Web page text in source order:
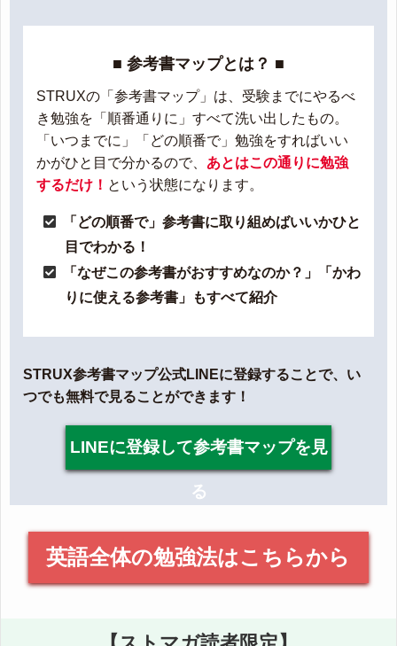
■ 参考書マップとは？ ■
STRUXの「参考書マップ」は、受験までにやるべ
き勉強を「順番通りに」すべて洗い出したもの。
「いつまでに」「どの順番で」勉強をすればいい
かがひと目で分かるので、 あとはこの通りに勉強
するだけ！ という状態になります。
「どの順番で」参考書に取り組めばいいかひと
目でわかる！
「なぜこの参考書がおすすめなのか？」「かわ
りに使える参考書」もすべて紹介
STRUX参考書マップ公式LINEに登録することで、い
つでも無料で見ることができます！
LINEに登録して参考書マップを見
る
英語全体の勉強法はこちらから